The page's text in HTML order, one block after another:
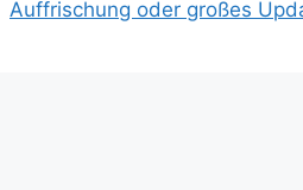
Auffrischung oder großes